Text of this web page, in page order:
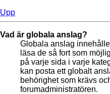
Upp
Vad är globala anslag?
Globala anslag
läsa de så fort som
på varje sida i varje
kan posta ett globalt
behörighet som krävs
forumadministratören.